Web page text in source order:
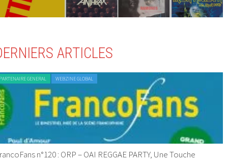
ARTICLES
GENERAL WEBZINE GLOBAL
n°120 : ORP – OAI REGGAE PARTY, Une Touche